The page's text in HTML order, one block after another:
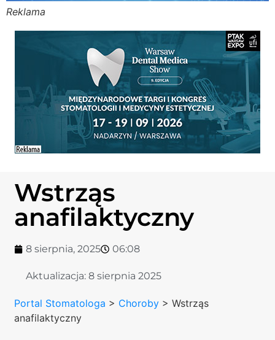
Reklama
Wstrząs
anafilaktyczny
8 sierpnia, 2025 06:08
Aktualizacja:8 sierpnia 2025
Portal Stomatologa > Choroby >Wstrząs
anafilaktyczny